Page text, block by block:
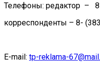
Телефоны: редактор –
корреспонденты – 8-
E-mail: tp-reklama-